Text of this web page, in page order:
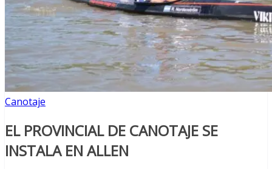
Canotaje
EL PROVINCIAL DE CANOTAJE SE
INSTALA EN ALLEN